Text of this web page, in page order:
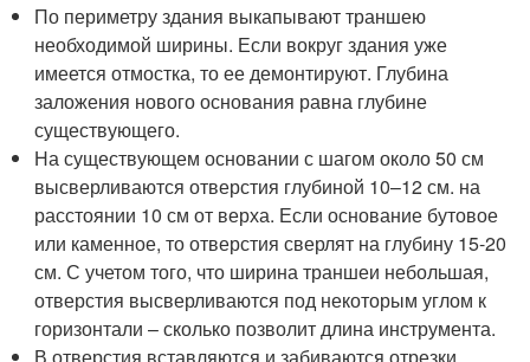
По периметру здания выкапывают траншею
необходимой ширины. Если вокруг здания уже
имеется отмостка, то ее демонтируют. Глубина
заложения нового основания равна глубине
существующего.
На существующем основании с шагом около 50 см
высверливаются отверстия глубиной 10–12 см. на
расстоянии 10 см от верха. Если основание бутовое
или каменное, то отверстия сверлят на глубину 15-20
см. С учетом того, что ширина траншеи небольшая,
отверстия высверливаются под некоторым углом к
горизонтали – сколько позволит длина инструмента.
В отверстия вставляются и забиваются отрезки